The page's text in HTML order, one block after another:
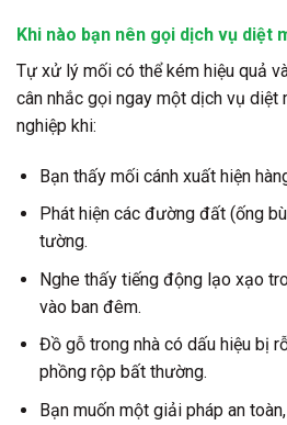
Khi nào bạn nên gọi dịch vụ diệt
Tự xử lý mối có thể kém hiệu quả
cân nhắc gọi ngay một dịch vụ diệt
nghiệp khi:
Bạn thấy mối cánh xuất hiện
Phát hiện các đường đất (ống
tường.
Nghe thấy tiếng động lạo xạo
vào ban đêm.
Đồ gỗ trong nhà có dấu hiệu bị
phồng rộp bất thường.
Bạn muốn một giải pháp an